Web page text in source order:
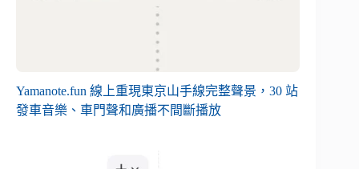
Yamanote.fun 線上重現東京山手線完整聲景，30 站
發車音樂、車門聲和廣播不間斷播放